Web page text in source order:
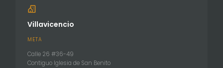
Villavicencio
META
Calle 26 #36-49
Contiguo Iglesia de San Benito